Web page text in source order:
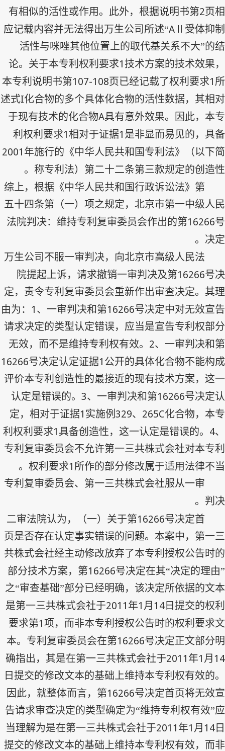
有相似的活性或作用。此外，根据说明书第2页相
应记载内容并无法得出万生公司所述“A Ⅱ受体抑制
活性与咪唑其他位置上的取代基关系不大”的结
论。关于本专利权利要求1 技术方案的技术效果，
本专利说明书第107-108页已经记载了权利要求1 所
述式I化合物的多个具体化合物的活性数据，其相对
于现有技术的化合物A具有意外效果。因此，本专
利权利要求1相对于证据1 是非显而易见的，具备
2001 年施行的《中华人民共和国专利法》（以下简
称专利法）第二十二条第三款规定的创造性。
综上，根据《中华人民共和国行政诉讼法》第
五十四条第（一）项之规定，北京市第一中级人民
法院判决：维持专利复审委员会作出的第16266号
决定。
万生公司不服一审判决，向北京市高级人民法
院提起上诉，请求撤销一审判决及第16266号决
定，责令专利复审委员会重新作出审查决定。其理
由为： 1 、一审判决和第16266号决定中对无效宣告
请求决定的类型认定错误，应当是宣告专利权部分
无效，而不是维持专利权有效。 2、一审判决和第
16266号决定认定证据1 公开的具体化合物不能构成
评价本专利创造性的最接近的现有技术方案，这一
认定是错误的。 3、一审判决和第16266号决定认
定，相对于证据1 实施例 329、 265C化合物，本专
利权利要求1 具备创造性，这一认定是错误的。 4、
专利复审委员会不允许第一三共株式会社对本专利
权利要求1 所作的部分修改属于适用法律不当。
专利复审委员会、第一三共株式会社服从一审
判决。
二审法院认为，（一）关于第16266号决定首
页是否存在认定事实错误的问题。本案中，第一三
共株式会社经主动修改放弃了本专利授权公告时的
部分技术方案，第16266号决定在其“决定的理由”
之“审查基础”部分已经明确，该决定所依据的文本
是第一三共株式会社于2011 年1 月 14 日提交的权利
要求第1项，而非本专利授权公告时的权利要求文
本。专利复审委员会在第16266号决定正文部分明
确指出，其是在第一三共株式会社于2011 年1 月 14
日提交的修改文本的基础上维持本专利权有效的。
因此，就整体而言，第16266号决定首页将无效宣
告请求审查决定的类型确定为“维持专利权有效”应
当理解为是在第一三共株式会社于2011 年1 月 14 日
提交的修改文本的基础上维持本专利权有效，而非